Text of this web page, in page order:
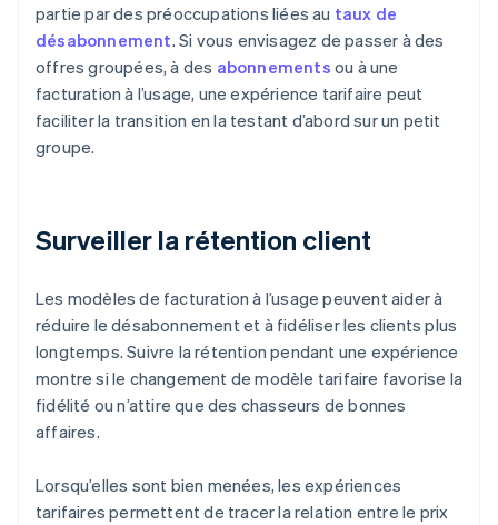
partie par des préoccupations liées au taux de
désabonnement. Si vous envisagez de passer à des
offres groupées, à des abonnements ou à une
facturation à l’usage, une expérience tarifaire peut
faciliter la transition en la testant d’abord sur un petit
groupe.
Surveiller la rétention client
Les modèles de facturation à l’usage peuvent aider à
réduire le désabonnement et à fidéliser les clients plus
longtemps. Suivre la rétention pendant une expérience
montre si le changement de modèle tarifaire favorise la
fidélité ou n’attire que des chasseurs de bonnes
affaires.
Lorsqu’elles sont bien menées, les expériences
tarifaires permettent de tracer la relation entre le prix